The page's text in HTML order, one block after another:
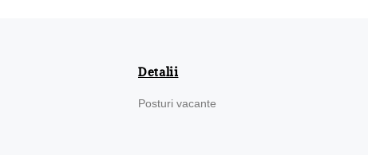
Detalii
Posturi vacante